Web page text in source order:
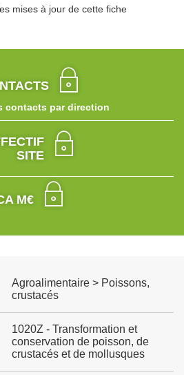
mises à jour de cette fiche
contacts par direction
SITE
M€
Agroalimentaire > Poissons,
crustacés
1020Z - Transformation et
conservation de poisson, de
crustacés et de mollusques